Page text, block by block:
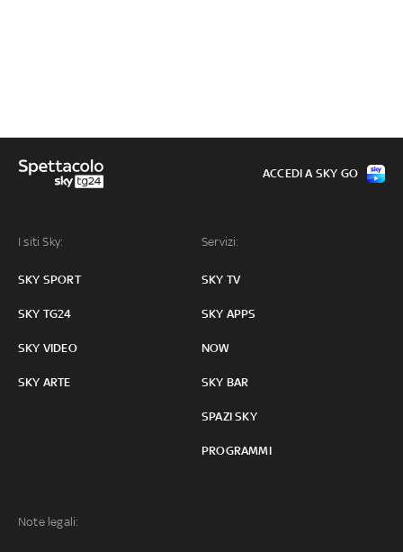
I siti Sky:
SKY SPORT
SKY TG24
SKY VIDEO
SKY ARTE
Servizi:
SKY TV
SKY APPS
NOW
SKY BAR
SPAZI SKY
PROGRAMMI
Note legali:
ACCEDI A SKY GO